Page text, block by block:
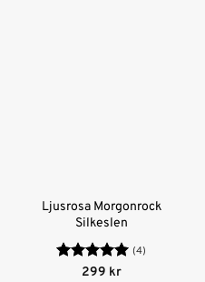
Ljusrosa Morgonrock
Silkeslen
Betygsatt5
(4)
299 kr